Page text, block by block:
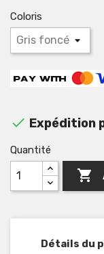
Coloris
 Expédition
Quantité

Détails du